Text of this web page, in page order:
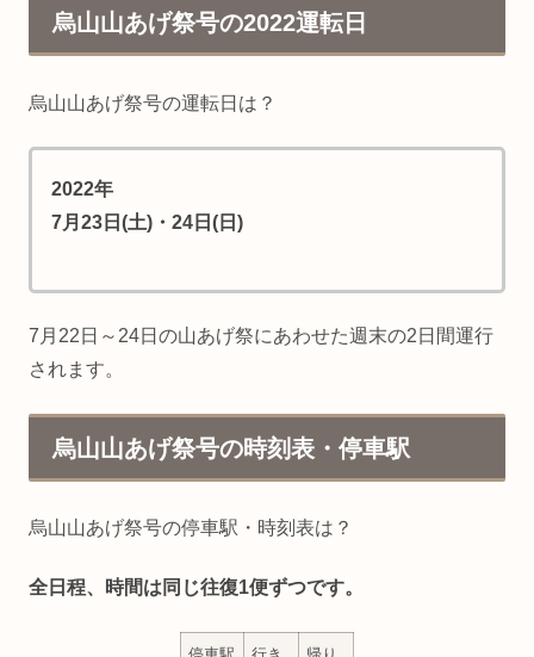
烏山山あげ祭号の2022運転日
烏山山あげ祭号の運転日は？
2022年
7月23日(土)・24日(日)
7月22日～24日の山あげ祭にあわせた週末の2日間運行
されます。
烏山山あげ祭号の時刻表・停車駅
烏山山あげ祭号の停車駅・時刻表は？
全日程、時間は同じ往復1便ずつです。